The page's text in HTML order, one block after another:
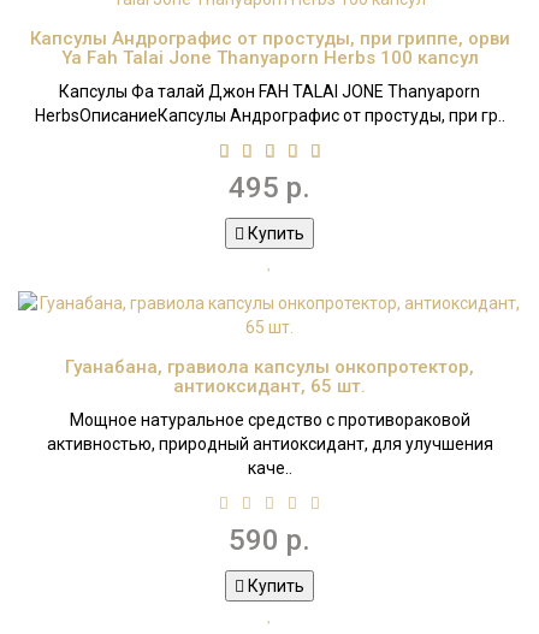
Капсулы Андрографис от простуды, при гриппе, орви
Ya Fah Talai Jone Thanyaporn Herbs 100 капсул
Капсулы Фа талай Джон FAH TALAI JONE Thanyaporn
HerbsОписаниеКапсулы Андрографис от простуды, при гр..
495 р.
Купить
Гуанабана, гравиола капсулы онкопротектор,
антиоксидант, 65 шт.
Мощное натуральное средство с противораковой
активностью, природный антиоксидант, для улучшения
каче..
590 р.
Купить